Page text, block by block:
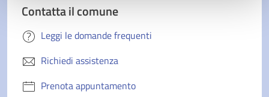
Contatta il comune
Leggi le domande frequenti
Richiedi assistenza
Prenota appuntamento